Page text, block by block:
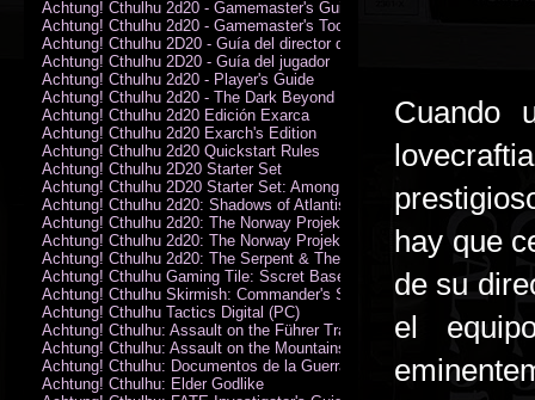
Cuando
hay que
de su
el
Achtung! Cthulhu 2d20 - Gamemaster's Guide
Achtung! Cthulhu 2d20 - Gamemaster's Toolkit
Achtung! Cthulhu 2D20 - Guía del director de juego
Achtung! Cthulhu 2D20 - Guía del jugador
Achtung! Cthulhu 2d20 - Player's Guide
Achtung! Cthulhu 2d20 - The Dark Beyond
Achtung! Cthulhu 2d20 Edición Exarca
Achtung! Cthulhu 2d20 Exarch's Edition
Achtung! Cthulhu 2d20 Quickstart Rules
Achtung! Cthulhu 2D20 Starter Set
Achtung! Cthulhu 2D20 Starter Set: Among the Wolves (PDF)
Achtung! Cthulhu 2d20: Shadows of Atlantis
Achtung! Cthulhu 2d20: The Norway Projekt
Achtung! Cthulhu 2d20: The Norway Projekt (PDF)
Achtung! Cthulhu 2d20: The Serpent & The Sands
Achtung! Cthulhu Gaming Tile: Sscret Base & Icy Ruins
Achtung! Cthulhu Skirmish: Commander's Set
Achtung! Cthulhu Tactics Digital (PC)
Achtung! Cthulhu: Assault on the Führer Train
Achtung! Cthulhu: Assault on the Mountains of Madness
Achtung! Cthulhu: Documentos de la Guerra Secreta
Achtung! Cthulhu: Elder Godlike